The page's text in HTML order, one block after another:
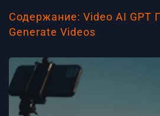
Содержание: Video AI GPT
Generate Videos